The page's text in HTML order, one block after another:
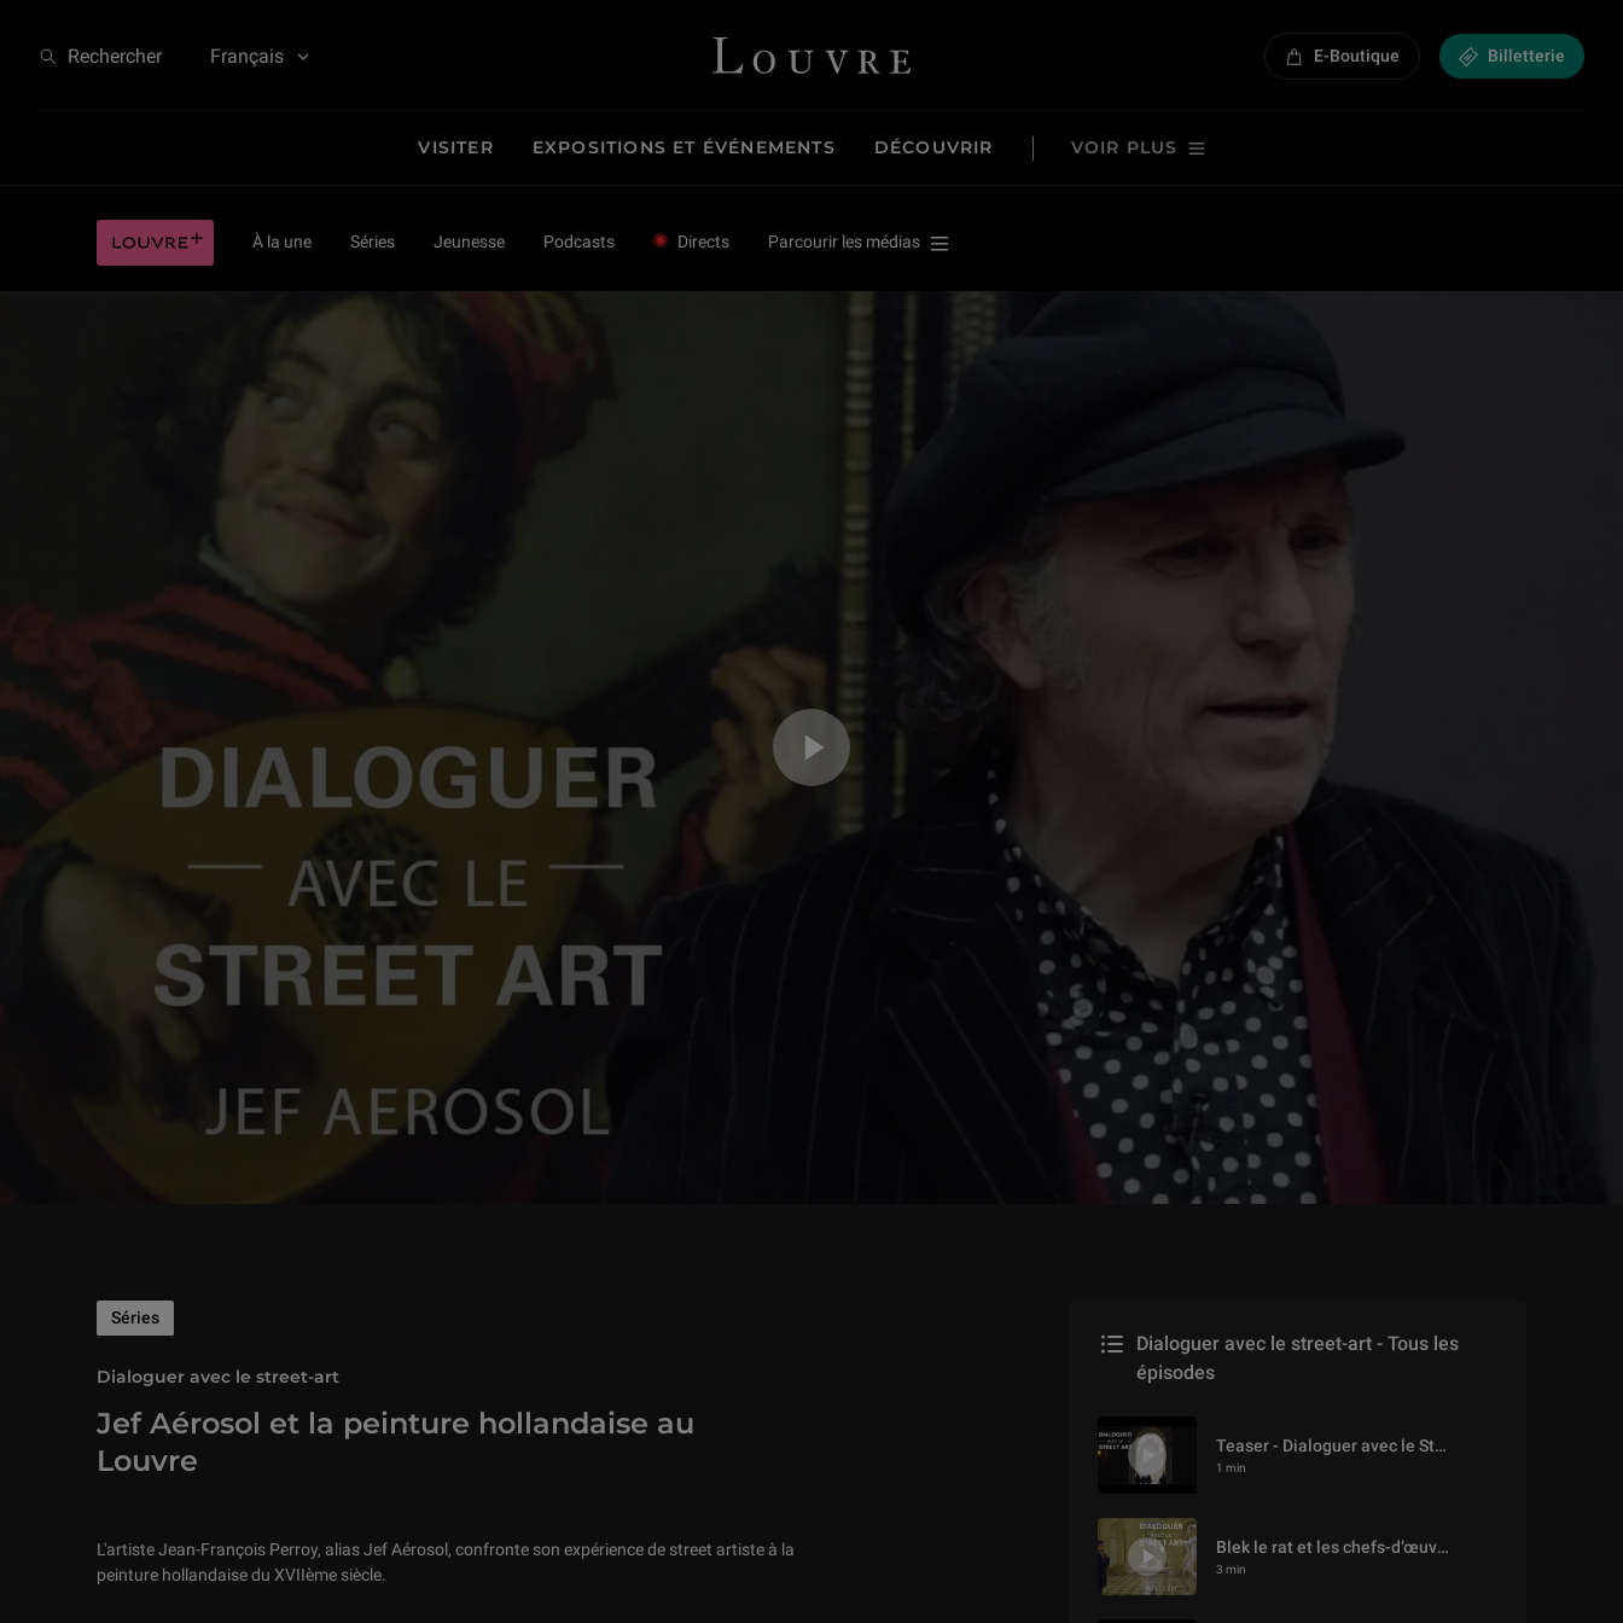
Rechercher Français Louvre - Retour à l'accueil E-Boutique Billetterie
VISITER EXPOSITIONS ET ÉVÉNEMENTS DÉCOUVRIR VOIR PLUS
À la une Séries Jeunesse Podcasts Directs Parcourir les médias
Jouer la vidéo Jef Aérosol et la peinture hollandaise au Louvre
Jef Aérosol et la peinture hollandaise au
Louvre
Séries
Dialoguer avec le street-art
L'artiste Jean-François Perroy, alias Jef Aérosol, confronte son expérience de street artiste à la
peinture hollandaise du XVIIème siècle.
Dialoguer avec le street-art - Tous les
épisodes
Dialoguer avec le street-art - Tous les
épisodes
Teaser - Dialoguer avec le Street Art
1 min
Blek le rat et les chefs-d’œuvre du Louvre
3 min